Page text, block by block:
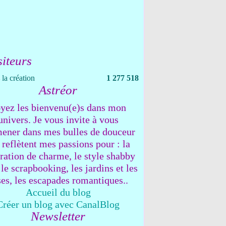
création 1 277 518
Astréor
les bienvenu(e)s dans mon
Je vous invite à vous
dans mes bulles de douceur
mes passions pour : la
de charme, le style shabby
scrapbooking, les jardins et les
les escapades romantiques..
Accueil du blog
un blog avec CanalBlog
Newsletter